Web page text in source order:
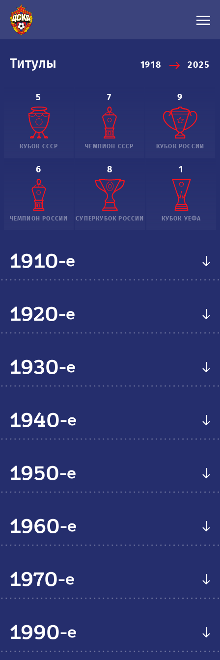
Титулы 1918 2025
5
КУБОК СССР
7
ЧЕМПИОН СССР
9
КУБОК РОССИИ
6
ЧЕМПИОН РОССИИ
8
СУПЕРКУБОК РОССИИ
1
КУБОК УЕФА
1910-е
1920-е
1930-е
1940-е
1950-е
1960-е
1970-е
1990-е